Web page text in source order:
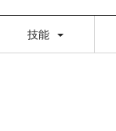
技能